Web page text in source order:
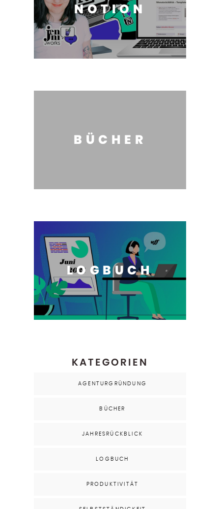
NOTION
BÜCHER
LOGBUCH
KATEGORIEN
AGENTURGRÜNDUNG
BÜCHER
JAHRESRÜCKBLICK
LOGBUCH
PRODUKTIVITÄT